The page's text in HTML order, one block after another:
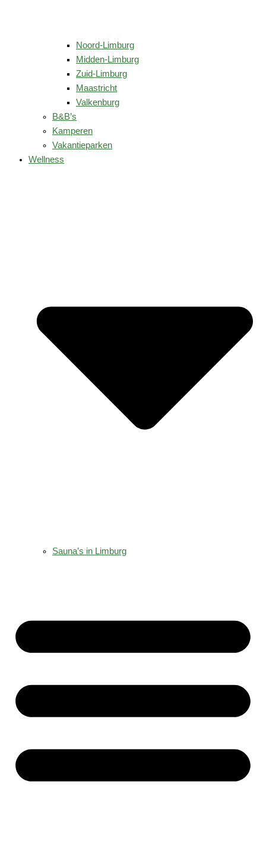
Noord-Limburg
Midden-Limburg
Zuid-Limburg
Maastricht
Valkenburg
B&B’s
Kamperen
Vakantieparken
Wellness
Sauna’s in Limburg